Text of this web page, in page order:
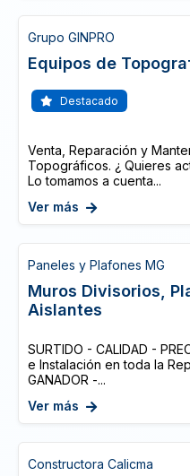
Grupo GINPRO
Equipos de
Destacado
Venta, Reparación y
Topográficos. ¿ Quieres
Lo tomamos a cuenta...
Ver más
Paneles y Plafones MG
Muros Divisorios,
Aislantes
SURTIDO - CALIDAD -
e Instalación en toda la
GANADOR -...
Ver más
Constructora Calicma